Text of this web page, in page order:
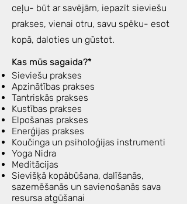
ceļu- būt ar savējām, iepazīt sieviešu
prakses, vienai otru, savu spēku- esot
kopā, daloties un gūstot.
Kas mūs sagaida?*
Sieviešu prakses
Apzinātības prakses
Tantriskās prakses
Kustības prakses
Elpošanas prakses
Enerģijas prakses
Koučinga un psiholoģijas instrumenti
Yoga Nidra
Meditācijas
Sievišķā kopābūšana, dalīšanās,
sazemēšanās un savienošanās sava
resursa atgūšanai